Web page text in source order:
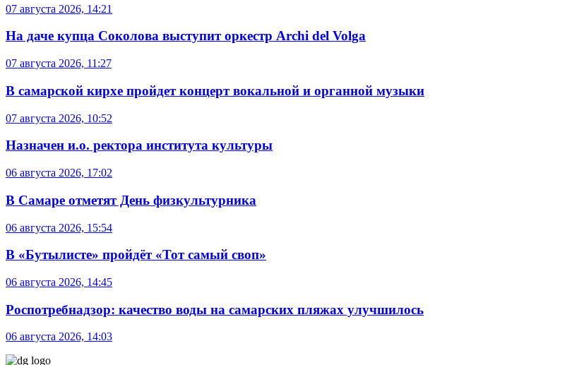
07 августа 2026, 14:21
На даче купца Соколова выступит оркестр Archi del Volga
07 августа 2026, 11:27
В самарской кирхе пройдет концерт вокальной и органной музыки
07 августа 2026, 10:52
Назначен и.о. ректора института культуры
06 августа 2026, 17:02
В Самаре отметят День физкультурника
06 августа 2026, 15:54
В «Бутылисте» пройдёт «Тот самый своп»
06 августа 2026, 14:45
Роспотребнадзор: качество воды на самарских пляжах улучшилось
06 августа 2026, 14:03